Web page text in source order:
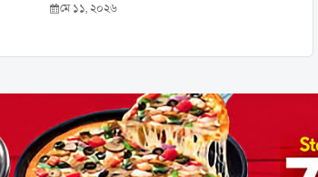
মে ১১, ২০২৬